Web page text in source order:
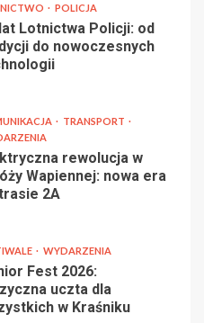
POLICJA
Lotnictwa Policji: od
do nowoczesnych
TRANSPORT
rewolucja w
Wapiennej: nowa era
2A
WYDARZENIA
Fest 2026:
uczta dla
w Kraśniku